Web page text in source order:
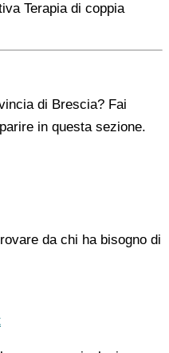
Terapia di coppia
di Brescia? Fai
in questa sezione.
da chi ha bisogno di